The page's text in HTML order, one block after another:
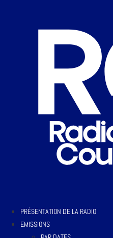
PRÉSENTATION DE LA RADIO
EMISSIONS